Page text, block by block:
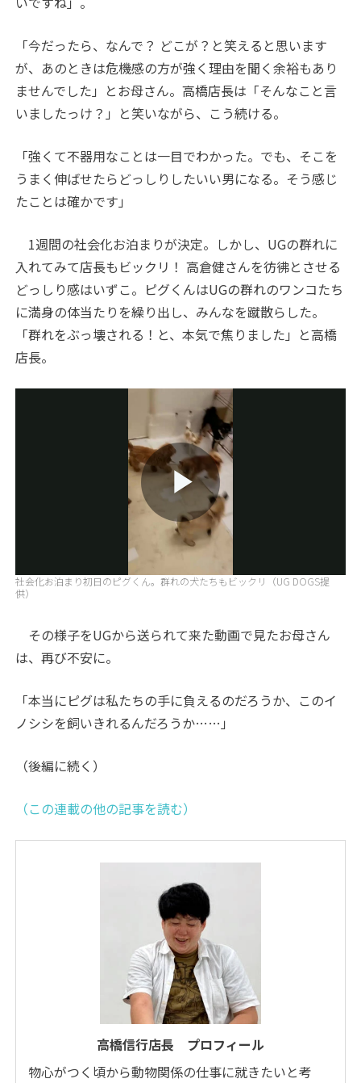
「今だったら、なんで？ どこが？と笑えると思います
が、あのときは危機感の方が強く理由を聞く余裕もあり
ませんでした」とお母さん。高橋店長は「そんなこと言
いましたっけ？」と笑いながら、こう続ける。
「強くて不器用なことは一目でわかった。でも、そこを
うまく伸ばせたらどっしりしたいい男になる。そう感じ
たことは確かです」
1週間の社会化お泊まりが決定。しかし、UGの群れに
入れてみて店長もビックリ！ 高倉健さんを彷彿とさせる
どっしり感はいずこ。ピグくんはUGの群れのワンコたち
に満身の体当たりを繰り出し、みんなを蹴散らした。
「群れをぶっ壊される！と、本気で焦りました」と高橋
店長。
Play
Video
社会化お泊まり初日のピグくん。群れの犬たちもビックリ（UG DOGS提
供）
その様子をUGから送られて来た動画で見たお母さん
は、再び不安に。
「本当にピグは私たちの手に負えるのだろうか、このイ
ノシシを飼いきれるんだろうか……」
（後編に続く）
（この連載の他の記事を読む）
高橋信行店長 プロフィール
物心がつく頃から動物関係の仕事に就きたいと考